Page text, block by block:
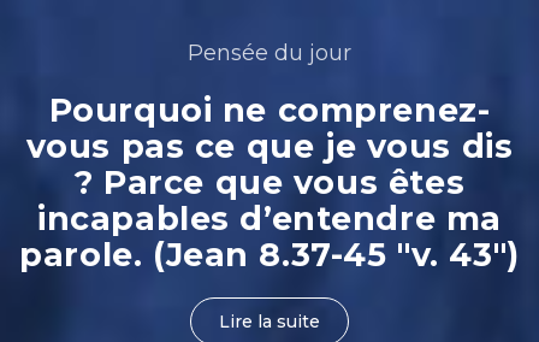
Pensée du jour
Pourquoi ne comprenez-
vous pas ce que je vous dis
? Parce que vous êtes
incapables d’entendre ma
parole. (Jean 8.37-45 "v. 43")
Lire la suite